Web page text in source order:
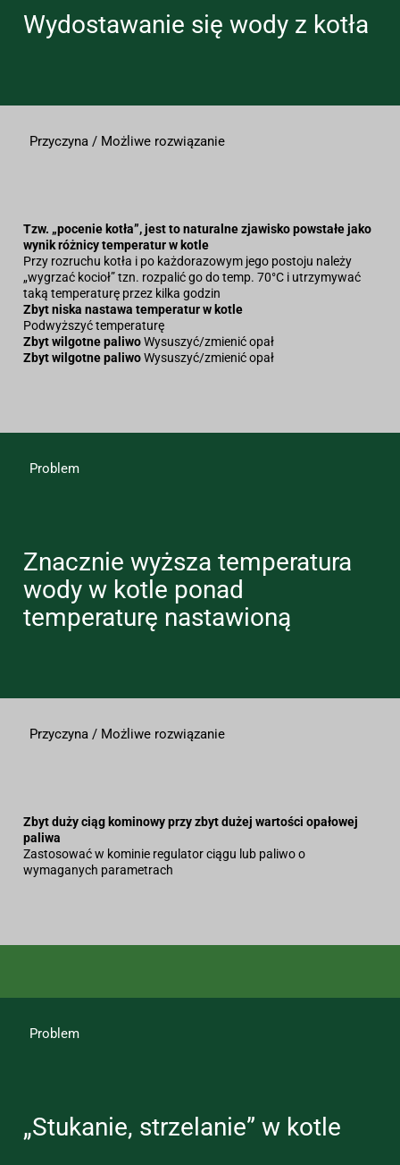
Wydostawanie się wody z kotła
Przyczyna / Możliwe rozwiązanie
Tzw. „pocenie kotła”, jest to naturalne zjawisko powstałe jako
wynik różnicy temperatur w kotle
Przy rozruchu kotła i po każdorazowym jego postoju należy
„wygrzać kocioł” tzn. rozpalić go do temp. 70°C i utrzymywać
taką temperaturę przez kilka godzin
Zbyt niska nastawa temperatur w kotle
Podwyższyć temperaturę
Zbyt wilgotne paliwoWysuszyć/zmienić opał
Zbyt wilgotne paliwoWysuszyć/zmienić opał
Problem
Znacznie wyższa temperatura
wody w kotle ponad
temperaturę nastawioną
Przyczyna / Możliwe rozwiązanie
Zbyt duży ciąg kominowy przy zbyt dużej wartości opałowej
paliwa
Zastosować w kominie regulator ciągu lub paliwo o
wymaganych parametrach
Problem
„Stukanie, strzelanie” w kotle